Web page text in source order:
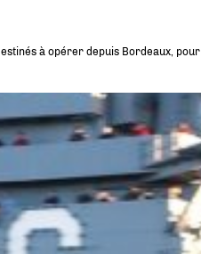
à opérer depuis Bordeaux, pour